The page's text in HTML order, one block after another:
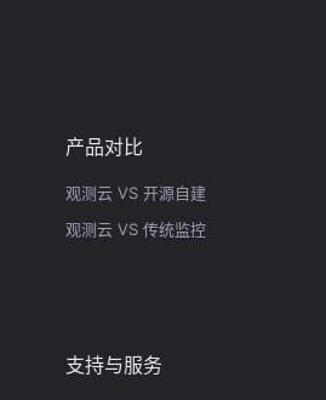
产品对比
观测云 VS 开源自建
观测云 VS 传统监控
支持与服务